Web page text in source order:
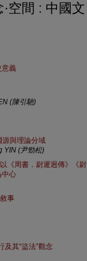
空間 : 中國文
意義
(陳引馳)
源與理論分域
YIN (尹勁松)
《周書．尉遲迥傳》《尉
中心
事
及其“盜法”觀念